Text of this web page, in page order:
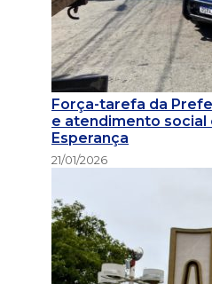
Força-tarefa da
e atendimento social
Esperança
21/01/2026